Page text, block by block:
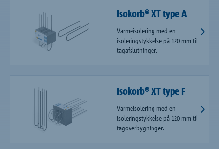
Isokorb® XT type A
Varmeisolering med en
isoleringstykkelse på 120 mm til
tagafslutninger.
Isokorb® XT type F
Varmeisolering med en
isoleringstykkelse på 120 mm til
tagoverbygninger.